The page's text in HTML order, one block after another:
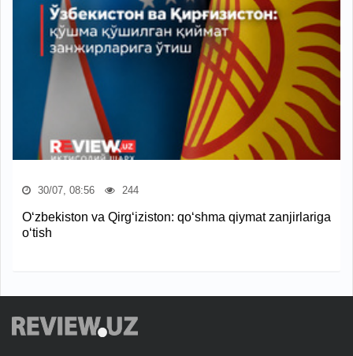
30/07, 08:56 244
O‘zbekiston va Qirg‘iziston: qo‘shma qiymat zanjirlariga
o‘tish